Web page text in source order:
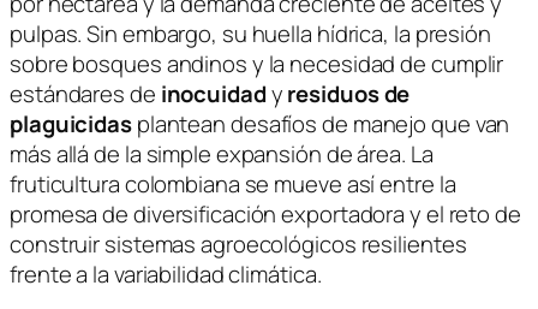
pulpas. Sin embargo, su huella hídrica, la presión
sobre bosques andinos y la necesidad de cumplir
estándares de inocuidadyresiduos de
plaguicidasplantean desafíos de manejo que van
más allá de la simple expansión de área. La
fruticultura colombiana se mueve así entre la
promesa de diversificación exportadora y el reto de
construir sistemas agroecológicos resilientes
frente a la variabilidad climática.